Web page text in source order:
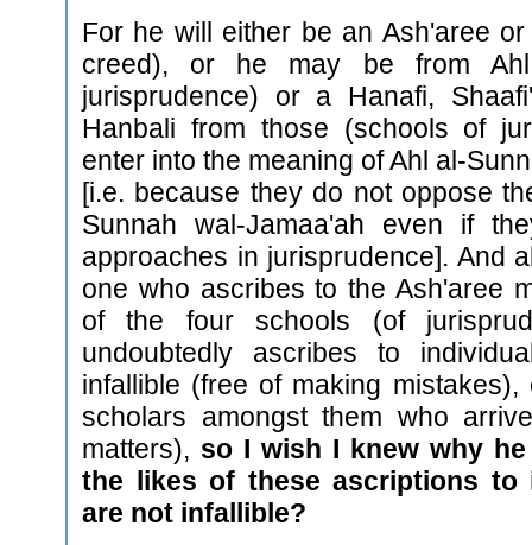
For he will either be an Ash'aree
creed), or he may be from Ahl
jurisprudence) or a Hanafi,
Hanbali from those (schools of
enter into the meaning of Ahl al-
[i.e. because they do not oppose
Sunnah wal-Jamaa'ah even if
approaches in jurisprudence]. And
one who ascribes to the Ash'aree
of the four schools (of
undoubtedly ascribes to
infallible (free of making
scholars amongst them who
matters), so I wish I knew why
the likes of these ascriptions to
are not infallible?